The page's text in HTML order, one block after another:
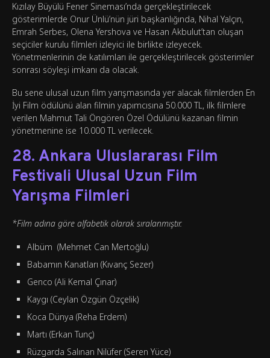
Kızılay Büyülü Fener Sineması’nda gerçekleştirilecek
gösterimlerde Onur Ünlü’nün jüri başkanlığında, Nihal Yalçın,
Emrah Serbes, Olena Yershova ve Hasan Akbulut’tan oluşan
seçiciler kurulu filmleri izleyici ile birlikte izleyecek.
Yönetmenlerinin de katılımları ile gerçekleştirilecek gösterimler
sonrası söyleşi imkanı da olacak.
Bu sene ulusal uzun film yarışmasında yer alacak filmlerden En
İyi Film ödülünü alan filmin yapımcısına 50.000 TL, ilk filmlere
verilen Mahmut Tali Öngören Özel Ödülünü kazanan filmin
yönetmenine ise 10.000 TL verilecek.
28. Ankara Uluslararası Film
Festivali Ulusal Uzun Film
Yarışma Filmleri
*Film adına göre alfabetik olarak sıralanmıştır.
Albüm (Mehmet Can Mertoğlu)
Babamın Kanatları (Kıvanç Sezer)
Genco (Ali Kemal Çınar)
Kaygı (Ceylan Özgün Özçelik)
Koca Dünya (Reha Erdem)
Martı (Erkan Tunç)
Rüzgarda Salınan Nilüfer (Seren Yüce)